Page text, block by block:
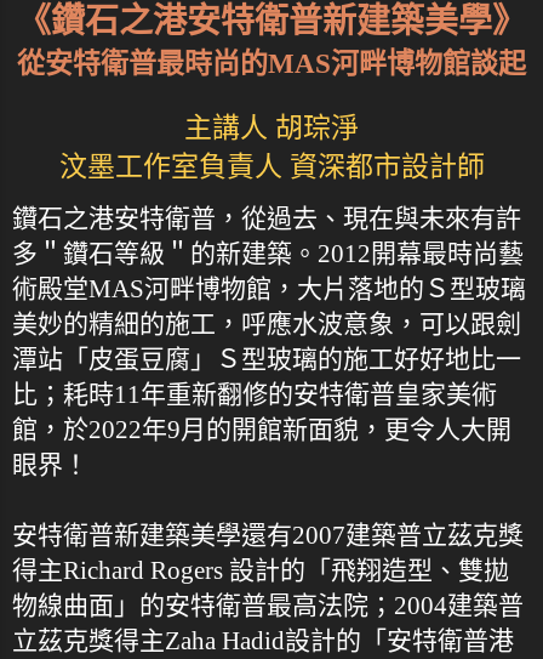
《鑽石之港安特衛普新建築美學》
從安特衛普最時尚的MAS河畔博物館談起
主講人 胡琮淨
汶墨工作室負責人 資深都市設計師
鑽石之港安特衛普，從過去、現在與未來有許
多＂鑽石等級＂的新建築。2012開幕最時尚藝
術殿堂MAS河畔博物館，大片落地的Ｓ型玻璃
美妙的精細的施工，呼應水波意象，可以跟劍
潭站「皮蛋豆腐」Ｓ型玻璃的施工好好地比一
比；耗時11年重新翻修的安特衛普皇家美術
館，於2022年9月的開館新面貌，更令人大開
眼界！
安特衛普新建築美學還有2007建築普立茲克獎
得主Richard Rogers 設計的「飛翔造型、雙拋
物線曲面」的安特衛普最高法院；2004建築普
立茲克獎得主Zaha Hadid設計的「安特衛普港